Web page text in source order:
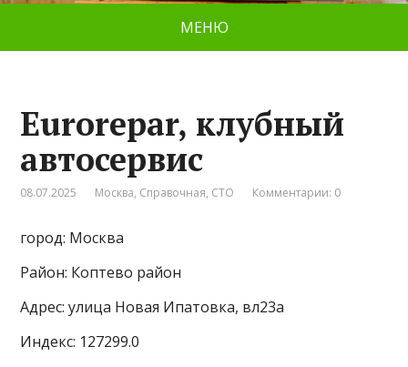
МЕНЮ
Eurorepar, клубный
автосервис
08.07.2025 Москва, Справочная, СТО Комментарии: 0
город: Москва
Район: Коптево район
Адрес: улица Новая Ипатовка, вл23а
Индекс: 127299.0